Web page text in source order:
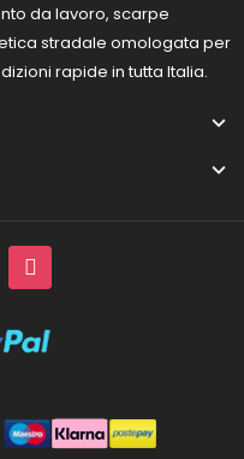
da lavoro, scarpe
stradale omologata per
rapide in tutta Italia.